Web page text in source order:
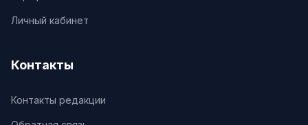
Личный кабинет
Контакты
Контакты редакции